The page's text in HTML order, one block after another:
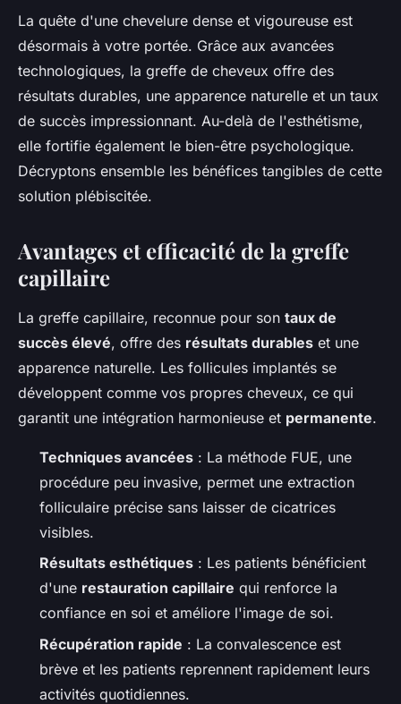
La quête d'une chevelure dense et vigoureuse est
désormais à votre portée. Grâce aux avancées
technologiques, la greffe de cheveux offre des
résultats durables, une apparence naturelle et un taux
de succès impressionnant. Au-delà de l'esthétisme,
elle fortifie également le bien-être psychologique.
Décryptons ensemble les bénéfices tangibles de cette
solution plébiscitée.
Avantages et efficacité de la greffe
capillaire
La greffe capillaire, reconnue pour son taux de
succès élevé, offre des résultats durables et une
apparence naturelle. Les follicules implantés se
développent comme vos propres cheveux, ce qui
garantit une intégration harmonieuse et permanente.
Techniques avancées : La méthode FUE, une
procédure peu invasive, permet une extraction
folliculaire précise sans laisser de cicatrices
visibles.
Résultats esthétiques : Les patients bénéficient
d'une restauration capillaire qui renforce la
confiance en soi et améliore l'image de soi.
Récupération rapide : La convalescence est
brève et les patients reprennent rapidement leurs
activités quotidiennes.